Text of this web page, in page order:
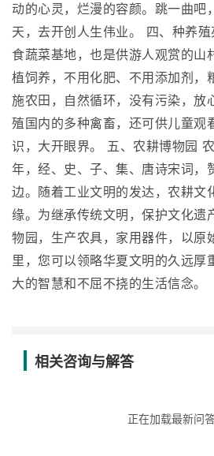
动的心灵，烂漫的容颜。跳一曲吧
天，去开创人生伟业。 四、种养
食蔬菜基地，也是供游人观赏的山
植饲养，不用化肥、不用添加剂，
施农田，自然循环，没有污染，放
殖国内的多种禽畜，还可供儿童观
识，大开眼界。 五、农耕博物园
年，经、史、子、集、唐诗宋词，
边。随着工业文明的发达，农耕文
缘。为继承传统文明，保护文化遗
物园，生产农具，家用器件，以原
里，您可以领略华夏文明的久远厚
大的智慧和不屈不挠的生活信念。
相关咨询与解答
正在加载最新问